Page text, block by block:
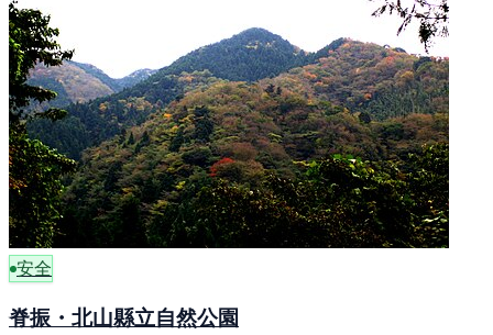
安全
脊振・北山縣立自然公園